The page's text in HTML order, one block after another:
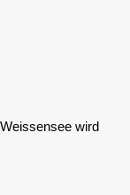
wird